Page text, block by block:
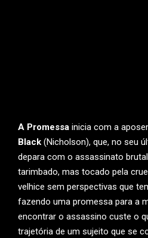
A Promessa inicia com a
Black (Nicholson), que, no seu
depara com o assassinato
tarimbado, mas tocado pela
velhice sem perspectivas que
fazendo uma promessa para a
encontrar o assassino custe o
trajetória de um sujeito que se